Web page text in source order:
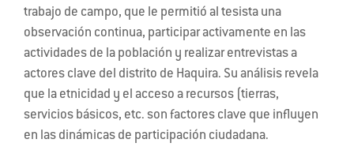
trabajo de campo, que le permitió al tesista una
observación continua, participar activamente en las
actividades de la población y realizar entrevistas a
actores clave del distrito de Haquira. Su análisis revela
que la etnicidad y el acceso a recursos (tierras,
servicios básicos, etc. son factores clave que influyen
en las dinámicas de participación ciudadana.